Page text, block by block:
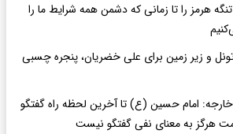
هرمز را تا زمانی که دشمن همه‌ شرایط ما را
و زیر زمین برای علی خضریان، پنجره چسبی
خارجه: امام حسین (ع) تا آخرین لحظه راه گفتگو
هرگز به معنای نفی گفتگو نیست